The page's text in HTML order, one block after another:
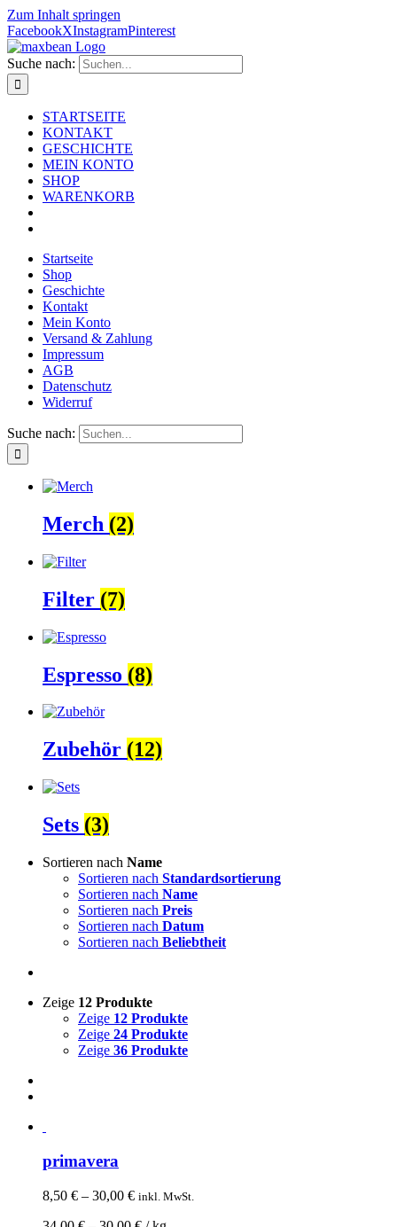
Zum Inhalt springen
FacebookXInstagramPinterest
Suche nach:
STARTSEITE
KONTAKT
GESCHICHTE
MEIN KONTO
SHOP
WARENKORB
Startseite
Shop
Geschichte
Kontakt
Mein Konto
Versand & Zahlung
Impressum
AGB
Datenschutz
Widerruf
Suche nach:
Merch (2)
Filter (7)
Espresso (8)
Zubehör (12)
Sets (3)
Sortieren nach Name
Sortieren nach Standardsortierung
Sortieren nach Name
Sortieren nach Preis
Sortieren nach Datum
Sortieren nach Beliebtheit
Zeige 12 Produkte
Zeige 12 Produkte
Zeige 24 Produkte
Zeige 36 Produkte
primavera
8,50 € – 30,00 € inkl. MwSt.